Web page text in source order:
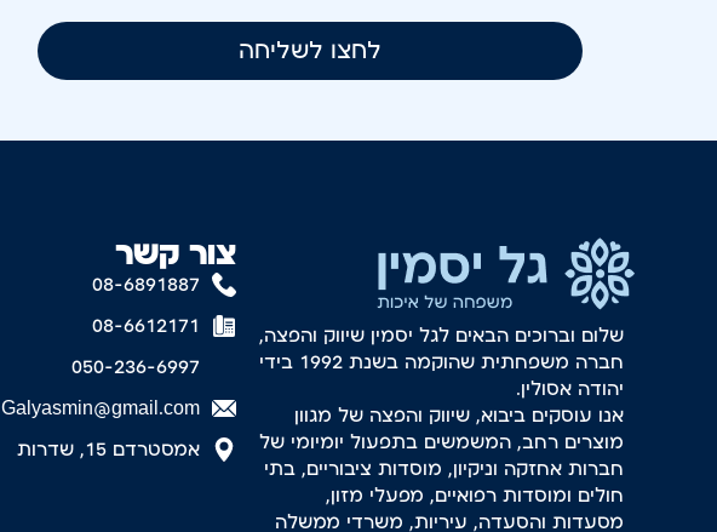
לחצו לשליחה
צור קשר
08-6891887
08-6612171
050-236-6997
Galyasmin@gmail.com
אמסטרדם 15, שדרות
שלום וברוכים הבאים לגל יסמין שיווק והפצה,
חברה משפחתית שהוקמה בשנת 1992 בידי
יהודה אסולין.
אנו עוסקים ביבוא, שיווק והפצה של מגוון
מוצרים רחב, המשמשים בתפעול יומיומי של
חברות אחזקה וניקיון, מוסדות ציבוריים, בתי
חולים ומוסדות רפואיים, מפעלי מזון,
מסעדות והסעדה, עיריות, משרדי ממשלה